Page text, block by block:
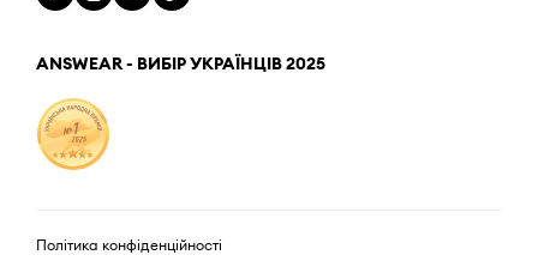
ANSWEAR - ВИБІР УКРАЇНЦІВ 2025
Політика конфіденційності